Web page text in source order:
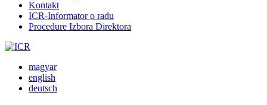
Kontakt
ICR-Informator o radu
Procedure Izbora Direktora
magyar
english
deutsch